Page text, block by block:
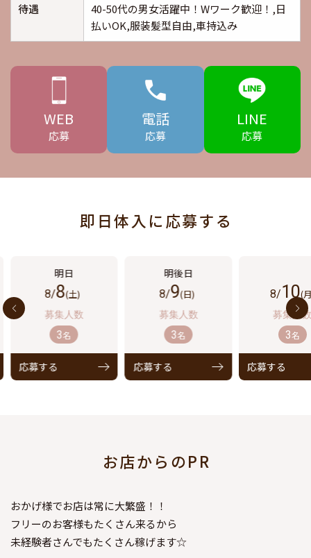
待遇
40-50代の男女活躍中！Wワーク歓迎！,日
払いOK,服装髪型自由,車持込み
WEB
応募
電話
応募
LINE
応募
即日体入に応募する
8/8(土)
3名
応募する
8/9(日)
3名
応募する
8/10(
3名
応募する
お店からのPR
おかげ様でお店は常に大繁盛！！
フリーのお客様もたくさん来るから
未経験者さんでもたくさん稼げます☆